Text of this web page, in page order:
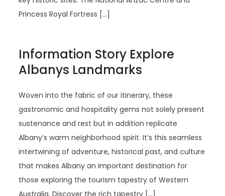
Princess Royal Fortress […]
Information Story Explore
Albanys Landmarks
Woven into the fabric of our itinerary, these
gastronomic and hospitality gems not solely present
sustenance and rest but in addition replicate
Albany’s warm neighborhood spirit. It’s this seamless
intertwining of adventure, historical past, and culture
that makes Albany an important destination for
those exploring the tourism tapestry of Western
Australia. Discover the rich tapestry […]